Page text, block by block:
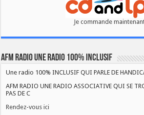
Je commande
AFM RADIO UNE RADIO 100% INCLUSIF
Une radio 100% INCLUSIF QUI PARLE DE
AFM RADIO UNE RADIO ASSOCIATIVE QUI SE
PAS DE C
Rendez-vous ici